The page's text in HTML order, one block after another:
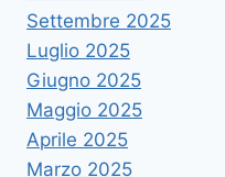
Settembre 2025
Luglio 2025
Giugno 2025
Maggio 2025
Aprile 2025
Marzo 2025